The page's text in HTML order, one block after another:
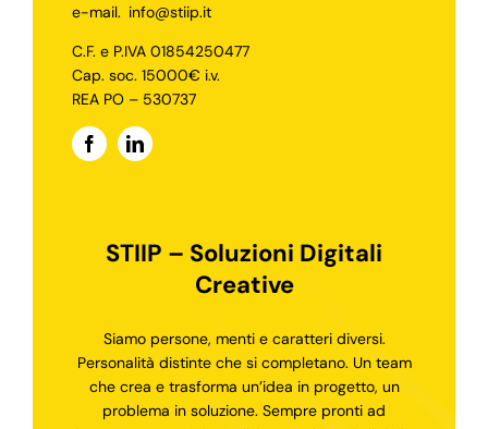
e-mail. info@stiip.it
C.F. e P.IVA 01854250477
Cap. soc. 15000€ i.v.
REA PO – 530737
STIIP – Soluzioni Digitali
Creative
Siamo persone, menti e caratteri diversi.
Personalità distinte che si completano. Un team
che crea e trasforma un’idea in progetto, un
problema in soluzione. Sempre pronti ad